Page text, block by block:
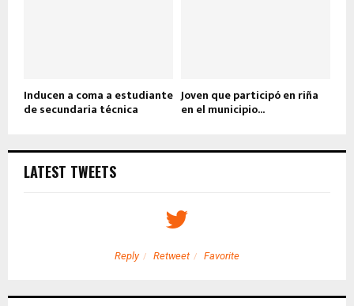
Inducen a coma a estudiante
de secundaria técnica
Joven que participó en riña
en el municipio...
LATEST TWEETS
Reply Retweet Favorite